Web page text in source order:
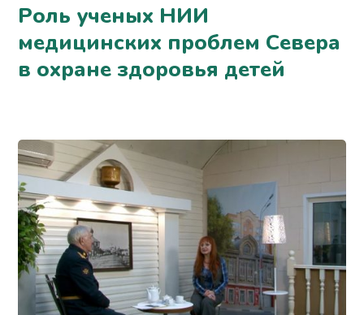
Роль ученых НИИ
медицинских проблем Севера
в охране здоровья детей